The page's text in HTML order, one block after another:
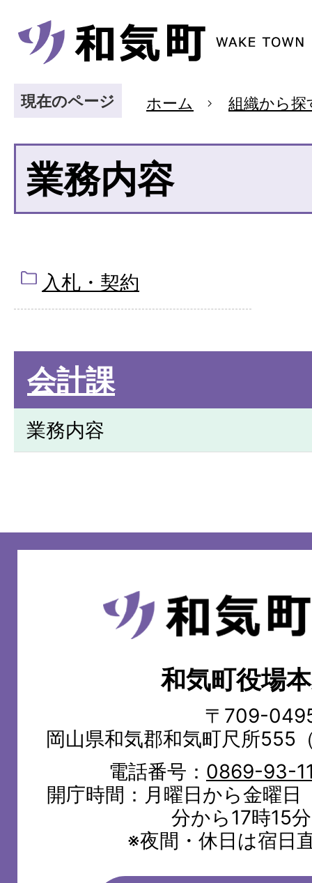
現在のページ ホーム 組織から探
業務内容
入札・契約
会計課
業務内容
和
気
和気町役場
〒709-
岡山県和気郡和気町尺所555
電話番号： 0869-93-
開庁時間：月曜日から金曜
分から17時15
※夜間・休日は宿日